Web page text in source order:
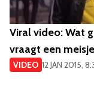
Viral video: Wat
vraagt een
VIDEO 12 JAN 2015,